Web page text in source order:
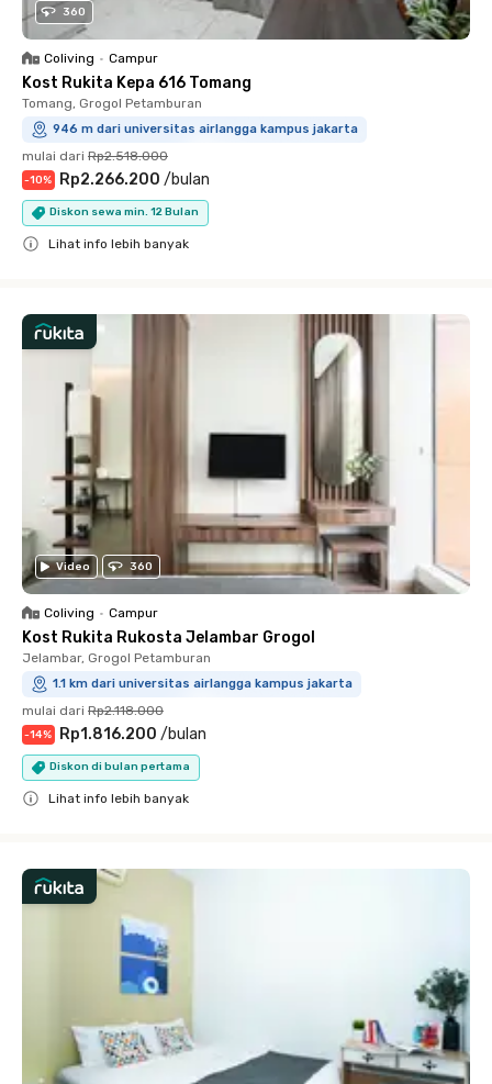
360
Coliving • Campur
Kost Rukita Kepa 616 Tomang
Tomang, Grogol Petamburan
946 m dari universitas airlangga kampus jakarta
mulai dari Rp2.518.000
-10% Rp2.266.200 /bulan
Diskon sewa min. 12 Bulan
Lihat info lebih banyak
Video 360
Coliving • Campur
Kost Rukita Rukosta Jelambar Grogol
Jelambar, Grogol Petamburan
1.1 km dari universitas airlangga kampus jakarta
mulai dari Rp2.118.000
-14% Rp1.816.200 /bulan
Diskon di bulan pertama
Lihat info lebih banyak